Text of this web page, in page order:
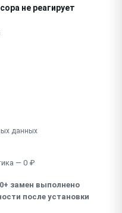
не реагирует
данных
— 0 ₽
замен выполнено
после установки